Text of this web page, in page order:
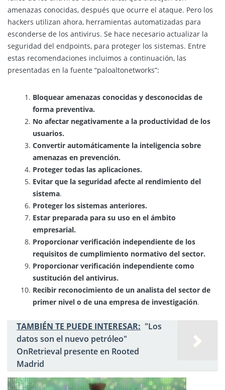
amenazas conocidas, después que ocurre el ataque. Pero los
hackers utilizan ahora, herramientas automatizadas para
esconderse de los antivirus. Se hace necesario actualizar la
seguridad del endpoints, para proteger los sistemas. Entre
estas recomendaciones incluimos a continuación, las
presentadas en la fuente “paloaltonetworks”:
Bloquear amenazas conocidas y desconocidas de
forma preventiva.
No afectar negativamente a la productividad de los
usuarios.
Convertir automáticamente la inteligencia sobre
amenazas en prevención.
Proteger todas las aplicaciones.
Evitar que la seguridad afecte al rendimiento del
sistema.
Proteger los sistemas anteriores.
Estar preparada para su uso en el ámbito
empresarial.
Proporcionar verificación independiente de los
requisitos de cumplimiento normativo del sector.
Proporcionar verificación independiente como
sustitución del antivirus.
Recibir reconocimiento de un analista del sector de
primer nivel o de una empresa de investigación.
TAMBIÉN TE PUEDE INTERESAR: "Los
datos son el nuevo petróleo"
OnRetrieval presente en Rooted
Madrid